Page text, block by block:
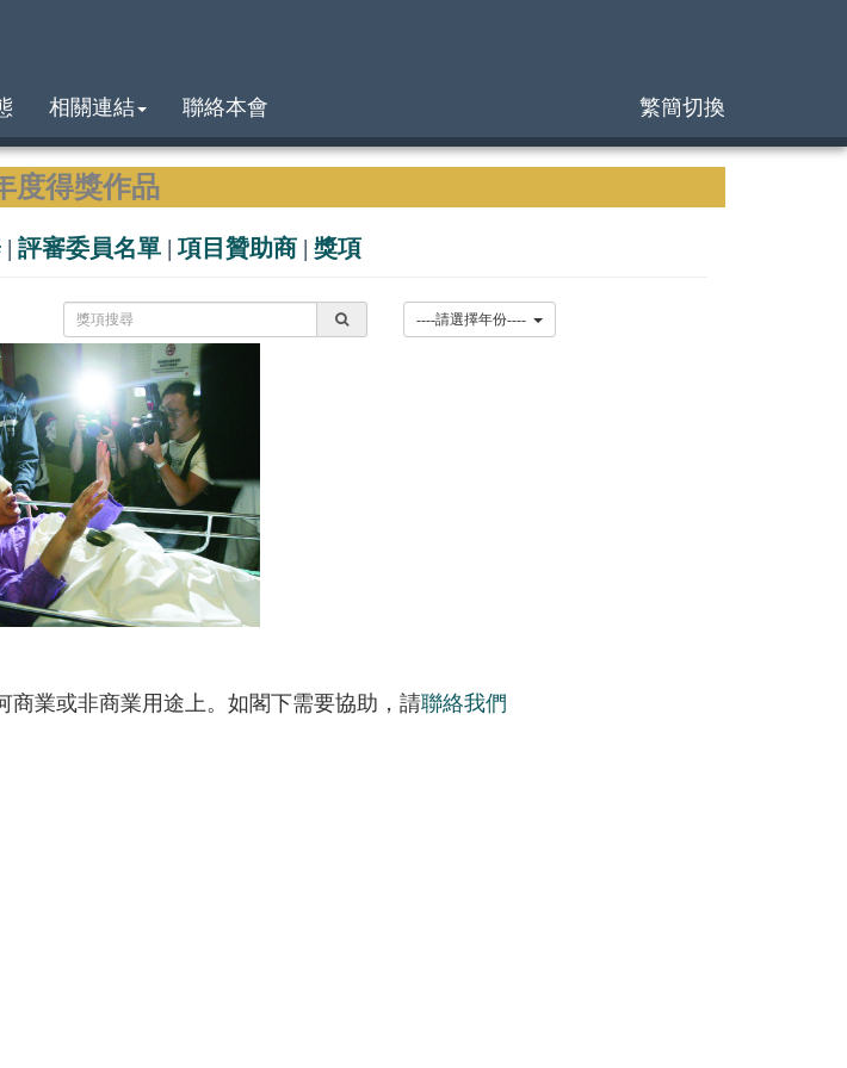
相關連結 聯絡本會 繁簡切換
度得獎作品
| 評審委員名單 | 項目贊助商 | 獎項
業或非商業用途上。如閣下需要協助，請聯絡我們